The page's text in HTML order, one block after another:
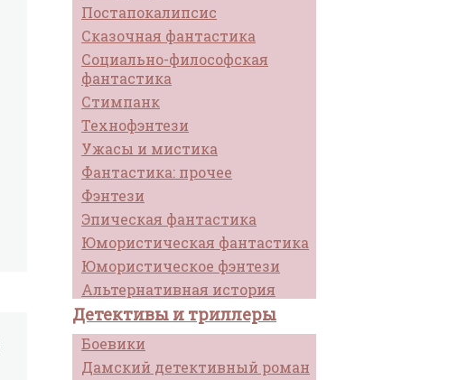
Постапокалипсис
Сказочная фантастика
Социально-философская
фантастика
Стимпанк
Технофэнтези
Ужасы и мистика
Фантастика: прочее
Фэнтези
Эпическая фантастика
Юмористическая фантастика
Юмористическое фэнтези
Альтернативная история
Детективы и триллеры
Боевики
Дамский детективный роман